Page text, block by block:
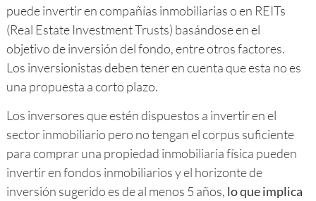
puede invertir en compañías inmobiliarias o en REITs
(Real Estate Investment Trusts) basándose en el
objetivo de inversión del fondo, entre otros factores.
Los inversionistas deben tener en cuenta que esta no es
una propuesta a corto plazo.
Los inversores que estén dispuestos a invertir en el
sector inmobiliario pero no tengan el corpus suficiente
para comprar una propiedad inmobiliaria física pueden
invertir en fondos inmobiliarios y el horizonte de
inversión sugerido es de al menos 5 años, lo que implica